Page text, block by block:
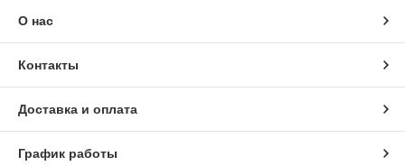
О нас
Контакты
Доставка и оплата
График работы